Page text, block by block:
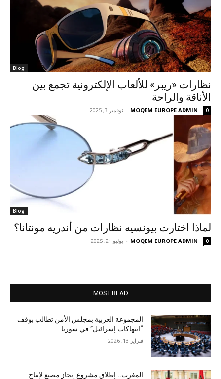
Blog
نظارات «ريبر» للألعاب الإلكترونية تجمع بين
الأناقة والراحة
MOQEM EUROPE ADMIN
- نوفمبر 3, 2025 0
Blog
لماذا اختارت بيونسيه نظارات من أندريه مونتانا؟
MOQEM EUROPE ADMIN
- يوليو 21, 2025 0
MOST READ
المجموعة العربية بمجلس الأمن تطالب بوقف
“انتهاكات إسرائيل” في سوريا
فبراير 13, 2026
المغرب.. إطلاق مشروع إنجاز مصنع لإنتاج